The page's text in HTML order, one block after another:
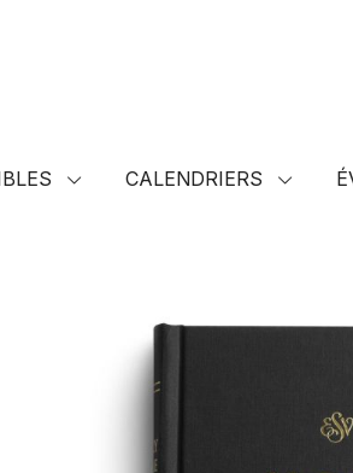
CALENDRIERS